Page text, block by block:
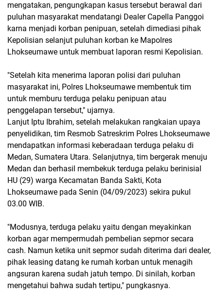
mengatakan, pengungkapan kasus tersebut berawal dari
puluhan masyarakat mendatangi Dealer Capella Panggoi
karna menjadi korban penipuan, setelah dimediasi pihak
Kepolisian selanjut puluhan korban ke Mapolres
Lhokseumawe untuk membuat laporan resmi Kepolisian.
"Setelah kita menerima laporan polisi dari puluhan
masyarakat ini, Polres Lhokseumawe membentuk tim
untuk memburu terduga pelaku penipuan atau
penggelapan tersebut," ujarnya.
Lanjut Iptu Ibrahim, setelah melakukan rangkaian upaya
penyelidikan, tim Resmob Satreskrim Polres Lhokseumawe
mendapatkan informasi keberadaan terduga pelaku di
Medan, Sumatera Utara. Selanjutnya, tim bergerak menuju
Medan dan berhasil membekuk terduga pelaku berinisial
HU (29) warga Kecamatan Banda Sakti, Kota
Lhokseumawe pada Senin (04/09/2023) sekira pukul
03.00 WIB.
"Modusnya, terduga pelaku yaitu dengan meyakinkan
korban agar mempermudah pembelian sepmor secara
cash. Namun ketika unit sepmor sudah diterima dari dealer,
pihak leasing datang ke rumah korban untuk menagih
angsuran karena sudah jatuh tempo. Di sinilah, korban
mengetahui bahwa sudah tertipu," pungkasnya.